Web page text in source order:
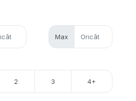
Max
2 3 4+